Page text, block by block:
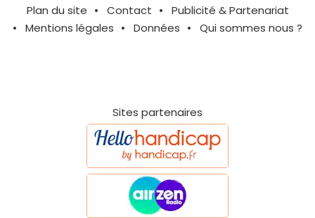
Plan du site Contact
Publicité & Partenariat
Mentions légales
Données Qui sommes nous ?
Sites partenaires